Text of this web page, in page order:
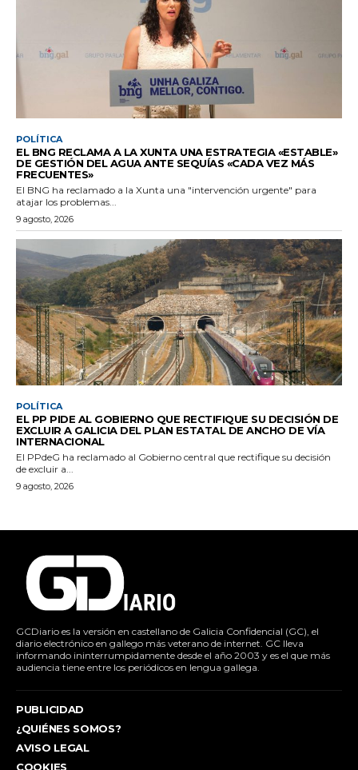
POLÍTICA
EL BNG RECLAMA A LA XUNTA UNA ESTRATEGIA «ESTABLE»
DE GESTIÓN DEL AGUA ANTE SEQUÍAS «CADA VEZ MÁS
FRECUENTES»
El BNG ha reclamado a la Xunta una "intervención urgente" para
atajar los problemas...
9 agosto, 2026
POLÍTICA
EL PP PIDE AL GOBIERNO QUE RECTIFIQUE SU DECISIÓN DE
EXCLUIR A GALICIA DEL PLAN ESTATAL DE ANCHO DE VÍA
INTERNACIONAL
El PPdeG ha reclamado al Gobierno central que rectifique su decisión
de excluir a...
9 agosto, 2026
GCDiario es la versión en castellano de Galicia Confidencial (GC), el
diario electrónico en gallego más veterano de internet. GC lleva
informando ininterrumpidamente desde el año 2003 y es el que más
audiencia tiene entre los periódicos en lengua gallega.
PUBLICIDAD
¿QUIÉNES SOMOS?
AVISO LEGAL
COOKIES